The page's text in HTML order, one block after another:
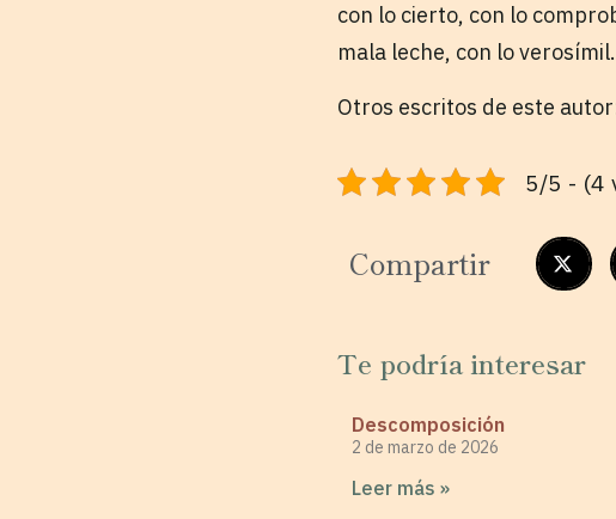
con lo cierto, con lo
mala leche, con lo verosímil.
Otros escritos de este
5/5 - (4
Compartir
Te podría interesar
Descomposición
2 de marzo de 2026
Leer más »